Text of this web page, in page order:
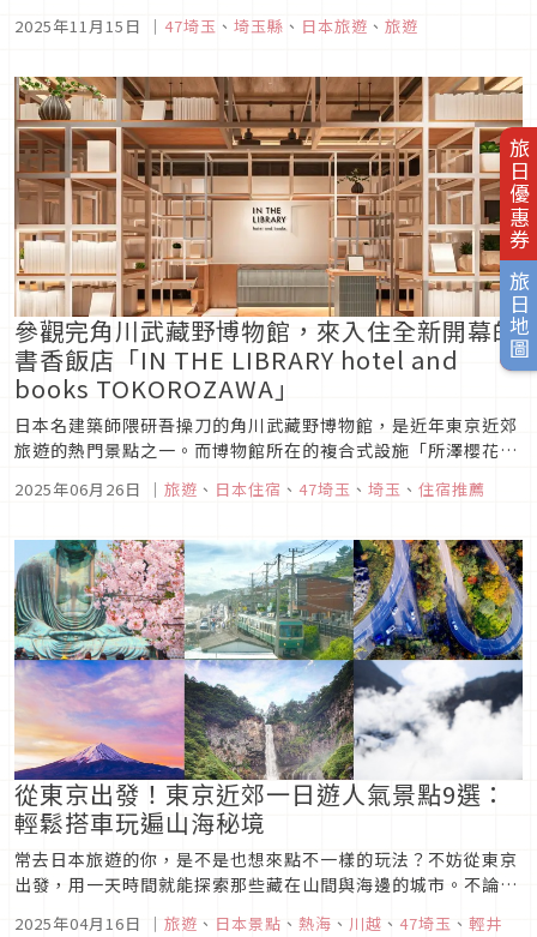
旅日優惠券
旅日地圖
為此，專為訪日台灣旅客提供旅遊資訊的「完美行 旅遊情報」，
埼玉不為人知的另...
2025年11月15日 ｜ 47埼玉 、 埼玉縣 、 日本旅遊 、 旅遊
參觀完角川武藏野博物館，來入住全新開幕的
書香飯店「IN THE LIBRARY hotel and
books TOKOROZAWA」
日本名建築師隈研吾操刀的角川武藏野博物館，是近年東京近郊
旅遊的熱門景點之一。而博物館所在的複合式設施「所澤櫻花
and books TOKOROZAWA」，是由知名集團Solare Hotels
2025年06月26日 ｜ 旅遊 、 日本住宿 、 47埼玉 、 埼玉 、 住宿推薦
從東京出發！東京近郊一日遊人氣景點9選：
輕鬆搭車玩遍山海秘境
常去日本旅遊的你，是不是也想來點不一樣的玩法？不妨從東京
出發，用一天時間就能探索那些藏在山間與海邊的城市。不論你
住在東京都內哪個角落，這些景點幾乎都能在兩小時內輕鬆抵
2025年04月16日 ｜ 旅遊 、 日本景點 、 熱海 、 川越 、 47埼玉 、 輕井